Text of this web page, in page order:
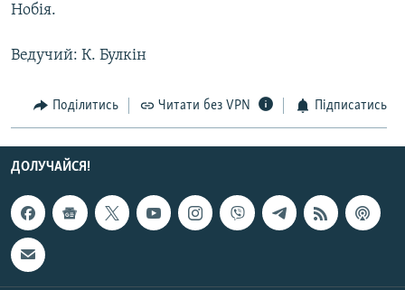
Нобія.
Ведучий: К. Булкін
Поділитись Читати без VPN Підписатись
ДОЛУЧАЙСЯ!